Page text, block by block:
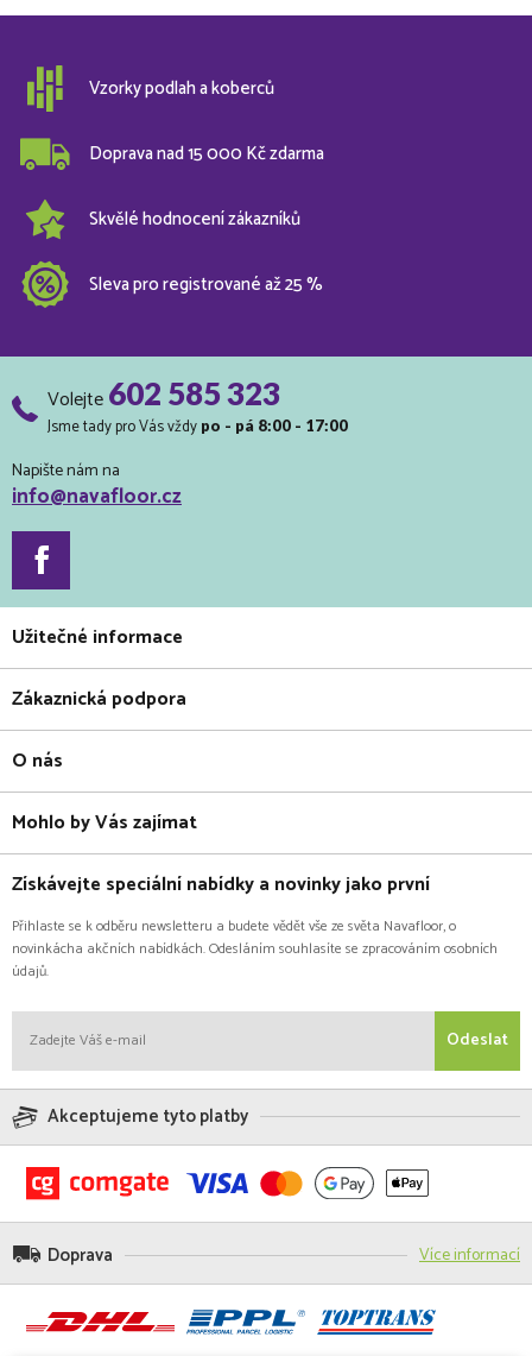
Vzorky podlah a koberců
Doprava nad 15 000 Kč zdarma
Skvělé hodnocení zákazníků
Sleva pro registrované až 25 %
Volejte602 585 323
Jsme tady pro Vás vždy po - pá 8:00 - 17:00
Napište nám na
info@navafloor.cz
Užitečné informace
Zákaznická podpora
O nás
Mohlo by Vás zajímat
Získávejte speciální nabídky a novinky jako první
Přihlaste se k odběru newsletteru a budete vědět vše ze světa Navafloor, o
novinkácha akčních nabídkách. Odesláním souhlasíte se zpracováním osobních
údajů.
Odeslat
Akceptujeme tyto platby
Doprava Více informací